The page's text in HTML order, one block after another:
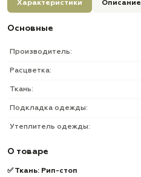
Характеристики Описание
Основные
Производитель:
Расцветка:
Ткань:
Подкладка одежды:
Утеплитель одежды:
О товаре
✅ Ткань: Рип-стоп